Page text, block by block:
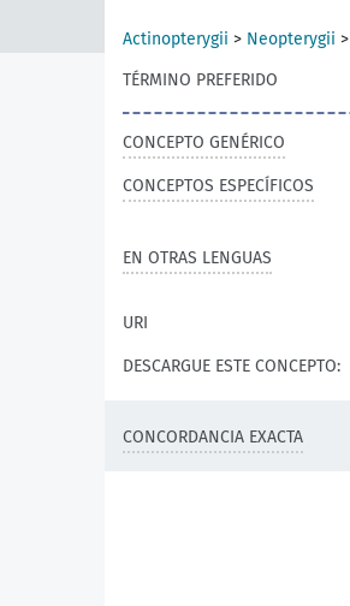
Actinopterygii > Neopterygii >
TÉRMINO PREFERIDO
CONCEPTO GENÉRICO
CONCEPTOS ESPECÍFICOS
EN OTRAS LENGUAS
URI
DESCARGUE ESTE CONCEPTO:
CONCORDANCIA EXACTA